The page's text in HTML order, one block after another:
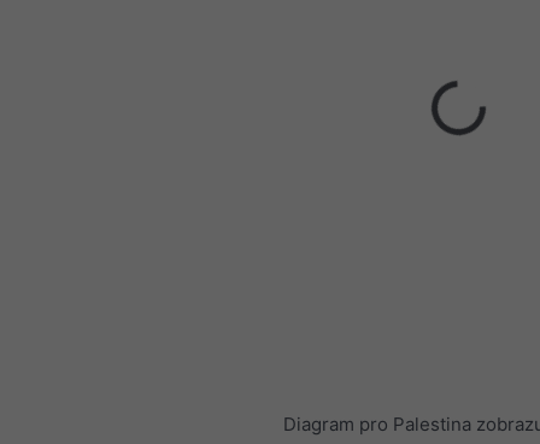
Diagram pro Palestina